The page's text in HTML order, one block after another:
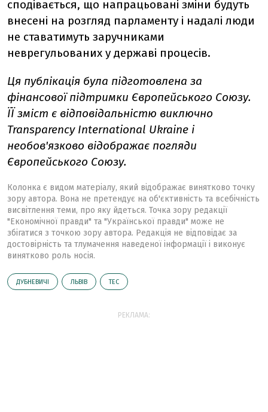
сподівається, що напрацьовані зміни будуть
внесені на розгляд парламенту і надалі люди
не ставатимуть заручниками
неврегульованих у державі процесів.
Ця публікація була підготовлена за
фінансової підтримки Європейського Союзу.
ЇЇ зміст є відповідальністю виключно
Transparency International Ukraine і
необов'язково відображає погляди
Європейського Союзу.
Колонка є видом матеріалу, який відображає винятково точку
зору автора. Вона не претендує на об'єктивність та всебічність
висвітлення теми, про яку йдеться. Точка зору редакції
"Економічної правди" та "Української правди" може не
збігатися з точкою зору автора. Редакція не відповідає за
достовірність та тлумачення наведеної інформації і виконує
винятково роль носія.
ДУБНЕВИЧІ ЛЬВІВ ТЕС
РЕКЛАМА: